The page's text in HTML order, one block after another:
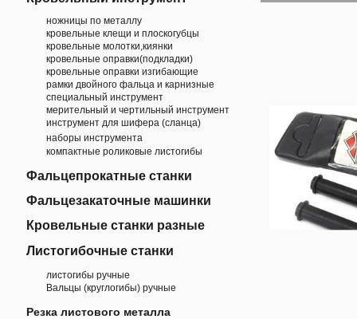
ножницы по металлу
кровельные клещи и плоскогубцы
кровельные молотки,киянки
кровельные оправки(подкладки)
кровельные оправки изгибающие
рамки двойного фальца и карнизные
специальный инструмент
мерительный и чертильный инструмент
инструмент для шифера (сланца)
наборы инструмента
компактные роликовые листогибы
Фальцепрокатные станки
Фальцезакаточные машинки
Кровельные станки разные
Листогибочные станки
листогибы ручные
Вальцы (круглогибы) ручные
Резка листового металла